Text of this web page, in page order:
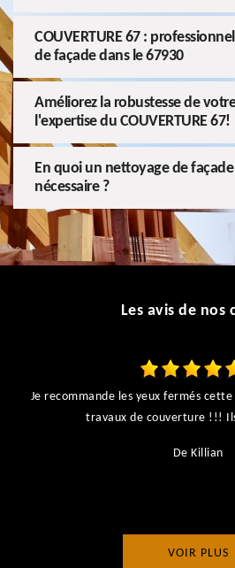
COUVERTURE 67 :
de façade dans le 67930
Améliorez la robustesse de
l'expertise du COUVERTURE 67!
En quoi un nettoyage de
nécessaire ?
Les avis de nos
Je recommande les yeux fermés
travaux de couverture !!!
De Killian
VOIR PLUS